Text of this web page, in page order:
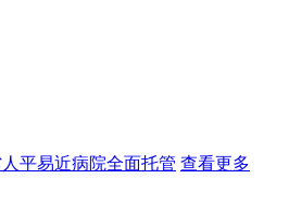
平易近病院全面托管 查看更多